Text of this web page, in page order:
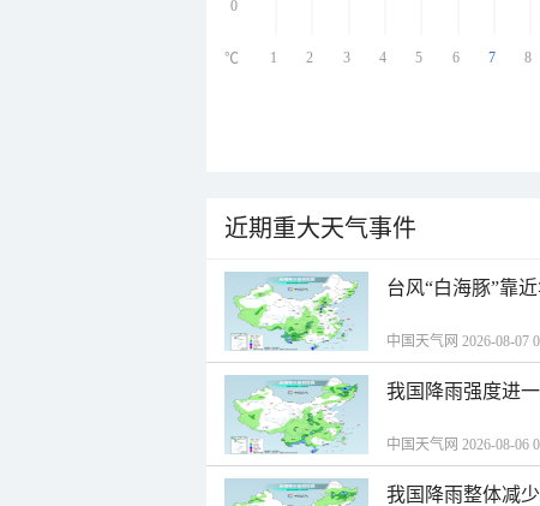
0
1 2 3 4 5 6 7 8
℃
近期重大天气事件
台风“白海豚”靠
中国天气网 2026-08-07
我国降雨强度进
中国天气网 2026-08-06
我国降雨整体减